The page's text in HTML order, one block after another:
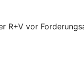
R+V vor